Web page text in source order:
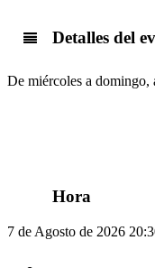
Detalles del
De miércoles a
Hora
7 de Agosto de 2026